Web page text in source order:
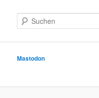
u
e
Mastodon